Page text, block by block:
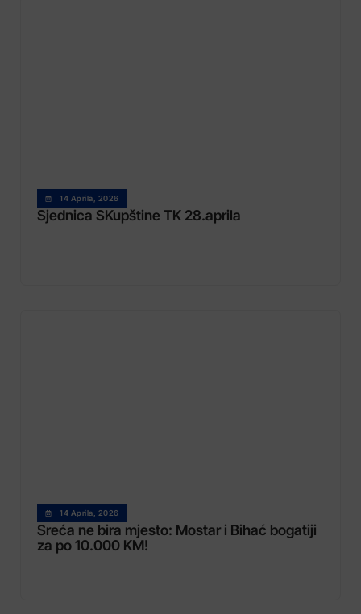
14 Aprila, 2026
Sjednica SKupštine TK 28.aprila
14 Aprila, 2026
Sreća ne bira mjesto: Mostar i Bihać bogatiji
za po 10.000 KM!